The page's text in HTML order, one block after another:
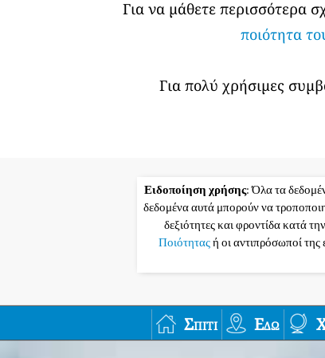
Για να μάθετε περισσότερα
ποιότητα
Για πολύ χρήσιμες
Ειδοποίηση χρήσης: Όλα τα
δεδομένα αυτά μπορούν να
δεξιότητες και φροντίδα κατά
Ποιότηταςή οι αντιπρόσωποί της
Σπίτι Εδώ